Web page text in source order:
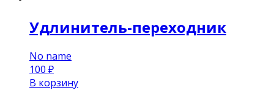
Удлинитель-переходник
No name
100 ₽
В корзину